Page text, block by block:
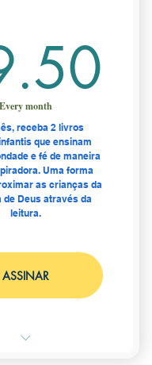
Every month
receba 2 livros
que ensinam
e fé de maneira
Uma forma
as crianças da
de Deus através da
leitura.
ASSINAR